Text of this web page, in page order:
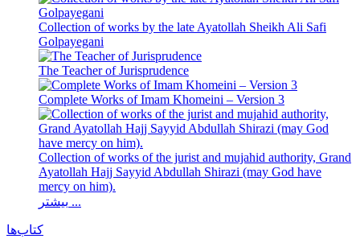
Collection of works by the late Ayatollah Sheikh Ali Safi
Golpayegani
The Teacher of Jurisprudence
Complete Works of Imam Khomeini – Version 3
Collection of works of the jurist and mujahid authority, Grand
Ayatollah Hajj Sayyid Abdullah Shirazi (may God have
mercy on him).
بیشتر ...
کتاب‌ها